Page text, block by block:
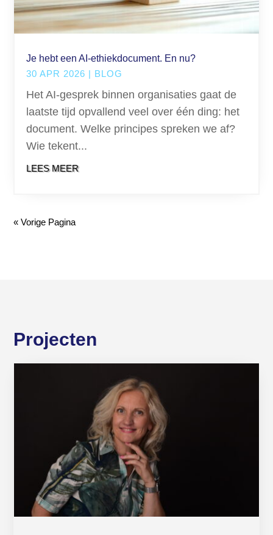
Je hebt een AI-ethiekdocument. En nu?
30 APR 2026 | BLOG
Het AI-gesprek binnen organisaties gaat de
laatste tijd opvallend veel over één ding: het
document. Welke principes spreken we af?
Wie tekent...
LEES MEER
« Vorige Pagina
Projecten